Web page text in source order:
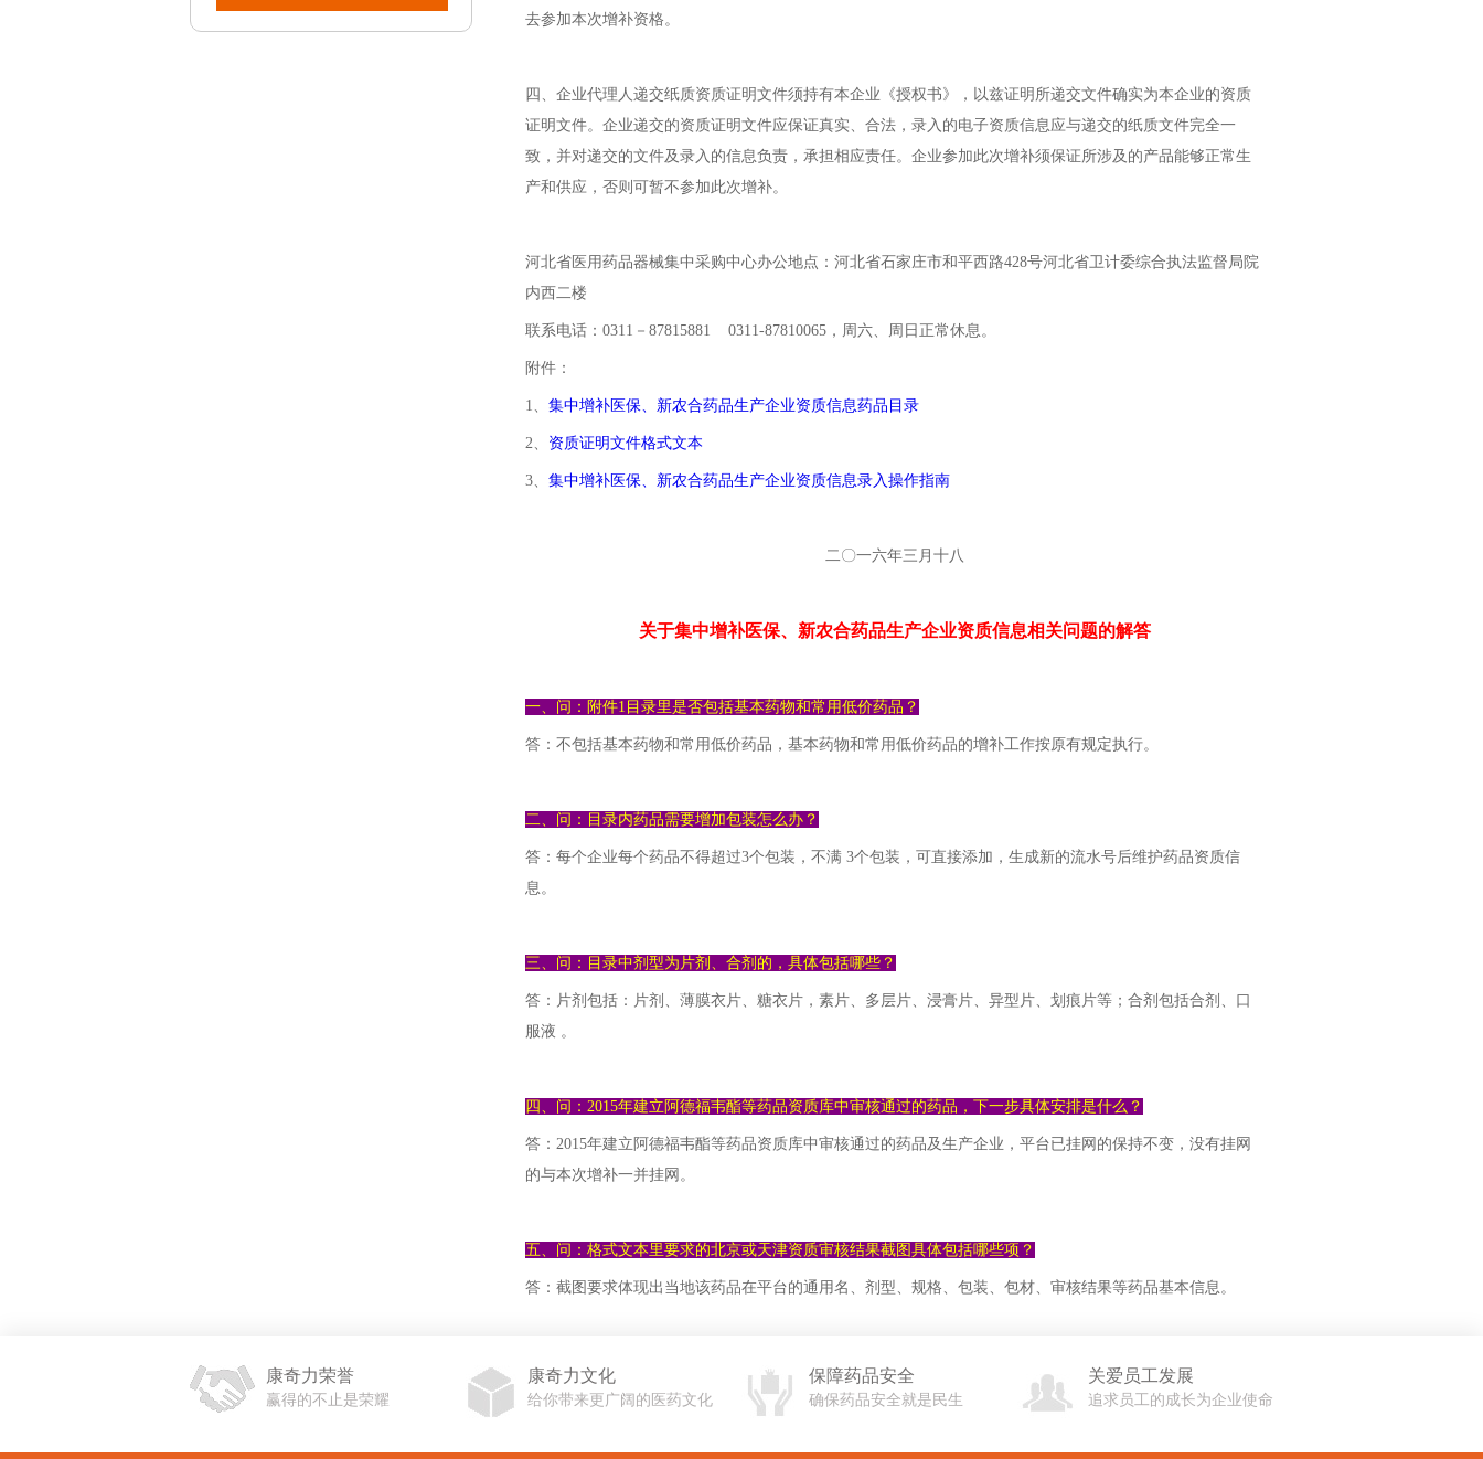
去参加本次增补资格。
四、企业代理人递交纸质资质证明文件须持有本企业《授权书》，以兹证明所递交文件确实为本企业的资质
证明文件。企业递交的资质证明文件应保证真实、合法，录入的电子资质信息应与递交的纸质文件完全一
致，并对递交的文件及录入的信息负责，承担相应责任。企业参加此次增补须保证所涉及的产品能够正常生
产和供应，否则可暂不参加此次增补。
河北省医用药品器械集中采购中心办公地点：河北省石家庄市和平西路428号河北省卫计委综合执法监督局院
内西二楼
联系电话：0311－87815881 0311-87810065，周六、周日正常休息。
附件：
1、 集中增补医保、新农合药品生产企业资质信息药品目录
2、 资质证明文件格式文本
3、 集中增补医保、新农合药品生产企业资质信息录入操作指南
二〇一六年三月十八
关于集中增补医保、新农合药品生产企业资质信息相关问题的解答
一、问：附件1目录里是否包括基本药物和常用低价药品？
答：不包括基本药物和常用低价药品，基本药物和常用低价药品的增补工作按原有规定执行。
二、问：目录内药品需要增加包装怎么办？
答：每个企业每个药品不得超过3个包装，不满 3个包装，可直接添加，生成新的流水号后维护药品资质信
息。
三、问：目录中剂型为片剂、合剂的，具体包括哪些？
答：片剂包括：片剂、薄膜衣片、糖衣片，素片、多层片、浸膏片、异型片、划痕片等；合剂包括合剂、口
服液 。
四、问：2015年建立阿德福韦酯等药品资质库中审核通过的药品，下一步具体安排是什么？
答：2015年建立阿德福韦酯等药品资质库中审核通过的药品及生产企业，平台已挂网的保持不变，没有挂网
的与本次增补一并挂网。
五、问：格式文本里要求的北京或天津资质审核结果截图具体包括哪些项？
答：截图要求体现出当地该药品在平台的通用名、剂型、规格、包装、包材、审核结果等药品基本信息。
康奇力荣誉
赢得的不止是荣耀
康奇力文化
给你带来更广阔的医药文化
保障药品安全
确保药品安全就是民生
关爱员工发展
追求员工的成长为企业使命